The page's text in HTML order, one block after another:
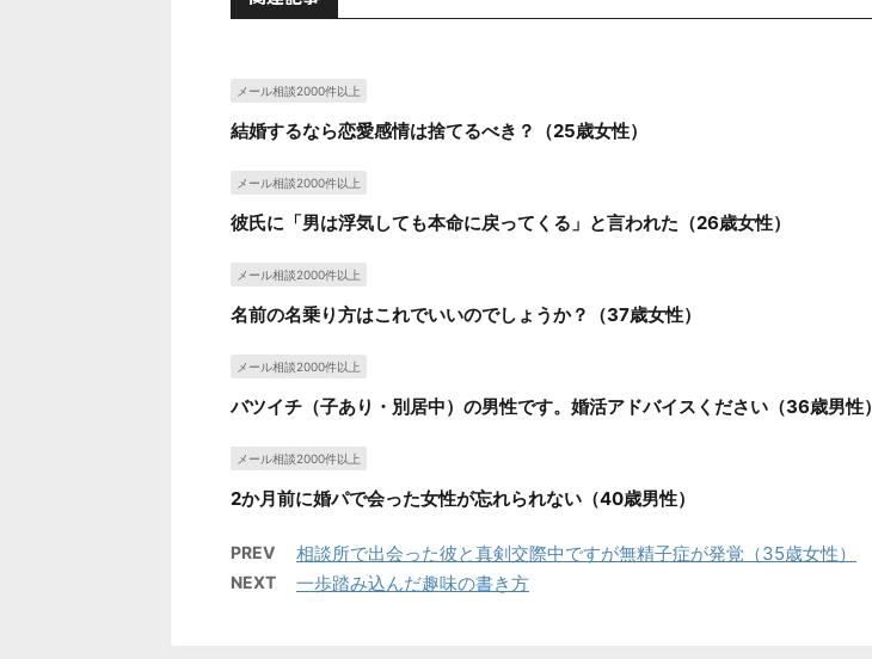
メール相談2000件以上
結婚するなら恋愛感情は捨てるべき？（25歳女性）
メール相談2000件以上
彼氏に「男は浮気しても本命に戻ってくる」と言われた（26歳女性）
メール相談2000件以上
名前の名乗り方はこれでいいのでしょうか？（37歳女性）
メール相談2000件以上
バツイチ（子あり・別居中）の男性です。婚活アドバイスください（36歳男性）
メール相談2000件以上
2か月前に婚パで会った女性が忘れられない（40歳男性）
PREV 相談所で出会った彼と真剣交際中ですが無精子症が発覚（35歳女性）
NEXT 一歩踏み込んだ趣味の書き方